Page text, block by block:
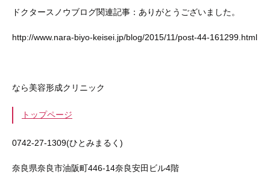
ドクタースノウブログ関連記事：ありがとうございました。
http://www.nara-biyo-keisei.jp/blog/2015/11/post-44-161299.html
なら美容形成クリニック
トップページ
0742-27-1309(ひとみまるく)
奈良県奈良市油阪町446-14奈良安田ビル4階